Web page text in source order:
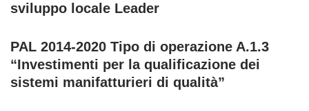
sviluppo locale Leader
PAL 2014-2020 Tipo di operazione A.1.3
“Investimenti per la qualificazione dei
sistemi manifatturieri di qualità”